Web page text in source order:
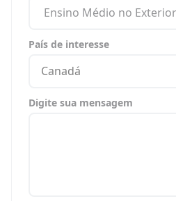
País de interesse
Canadá
Digite sua mensagem